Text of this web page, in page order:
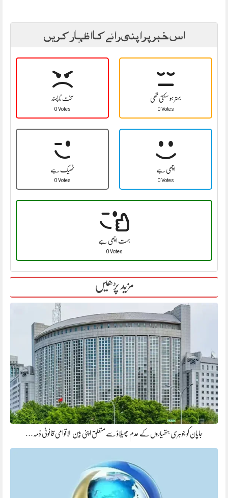
اس خبر پر اپنی رائے کا اظہار کریں
سخت نا پسند
0 Votes
بہتر ہو سکتی تھی
0 Votes
ٹھیک ہے
0 Votes
اچھی ہے
0 Votes
بہت اچھی ہے
0 Votes
مزید پڑھیں
جاپان کو جوہری ہتھیاروں کے عدم پھیلاؤ سے متعلق اپنی بین الاقوامی قانونی ذمہ…